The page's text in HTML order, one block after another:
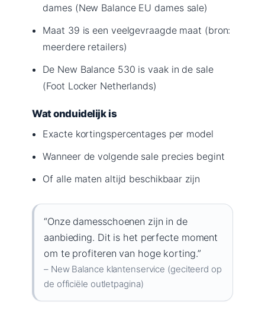
dames (New Balance EU dames sale)
Maat 39 is een veelgevraagde maat (bron:
meerdere retailers)
De New Balance 530 is vaak in de sale
(Foot Locker Netherlands)
Wat onduidelijk is
Exacte kortingspercentages per model
Wanneer de volgende sale precies begint
Of alle maten altijd beschikbaar zijn
“Onze damesschoenen zijn in de
aanbieding. Dit is het perfecte moment
om te profiteren van hoge korting.”
– New Balance klantenservice (geciteerd op
de officiële outletpagina)